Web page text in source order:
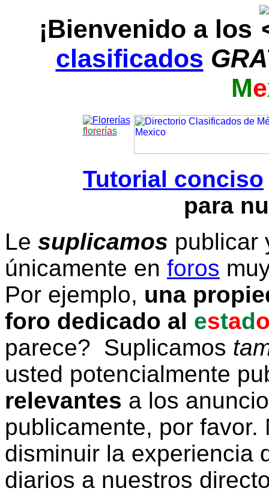
¡Bienvenido a los
clasificados
Me
florerías
Tutorial conciso
para
Le suplicamos publicar
únicamente en foros
Por ejemplo, una
foro dedicado al estad
parece? Suplicamos
usted potencialmente
relevantes a los
publicamente, por
disminuir la experiencia
diarios a nuestros